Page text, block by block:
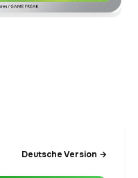
Deutsche Version →